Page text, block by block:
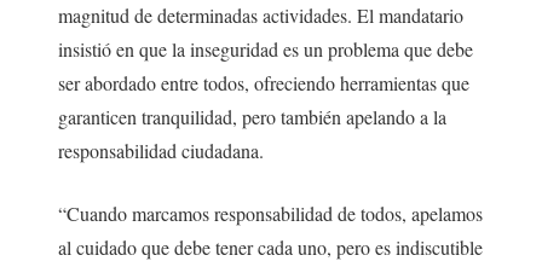
magnitud de determinadas actividades. El mandatario
insistió en que la inseguridad es un problema que debe
ser abordado entre todos, ofreciendo herramientas que
garanticen tranquilidad, pero también apelando a la
responsabilidad ciudadana.
“Cuando marcamos responsabilidad de todos, apelamos
al cuidado que debe tener cada uno, pero es indiscutible